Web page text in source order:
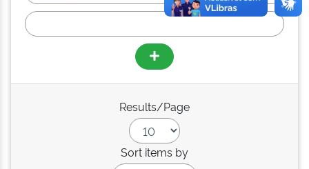
Results/Page
Sort items by